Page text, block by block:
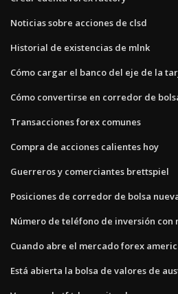
Noticias sobre acciones de clsd
Historial de existencias de mlnk
Cómo cargar el banco del eje de la
Cómo convertirse en corredor de
Transacciones forex comunes
Compra de acciones calientes hoy
Guerreros y comerciantes brettspiel
Posiciones de corredor de bolsa
Número de teléfono de inversión con
Cuando abre el mercado forex
Está abierta la bolsa de valores de